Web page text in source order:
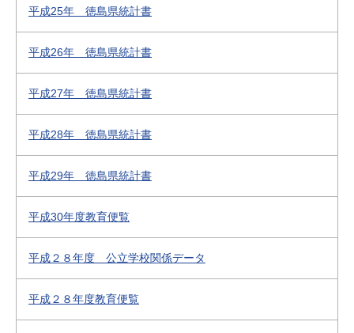
平成25年 徳島県統計書
平成26年 徳島県統計書
平成27年 徳島県統計書
平成28年 徳島県統計書
平成29年 徳島県統計書
平成30年度教育便覧
平成２８年度 公立学校関係データ
平成２８年度教育便覧